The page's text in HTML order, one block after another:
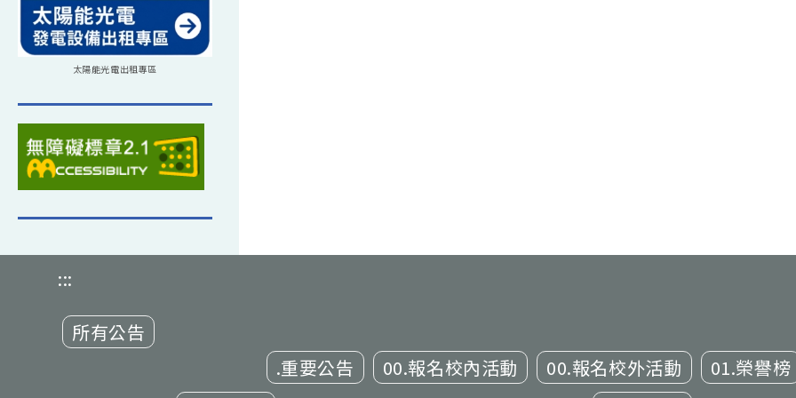
太陽能光電出租專區
:::
所有公告
.重要公告
00.報名校內活動 00.報名校外活動
01.榮譽榜